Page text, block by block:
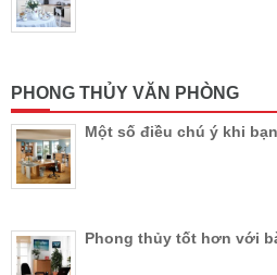
PHONG THỦY VĂN PHÒNG
Một số điều chú ý khi
Phong thủy tốt hơn với